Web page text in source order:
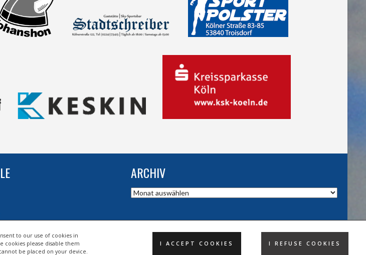
to our use of cookies in
cookies please disable them
be placed on your device.
I ACCEPT COOKIES I REFUSE COOKIES
ARCHIV
Archiv
DESIGND BY HSV TROISDORF E.V.